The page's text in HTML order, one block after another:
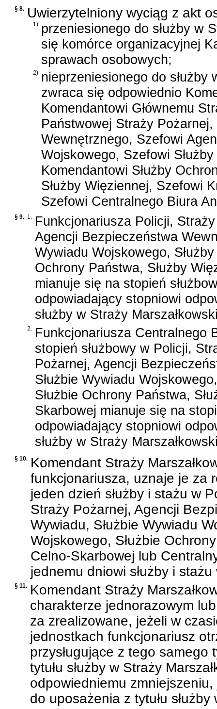
§ 8. Uwierzytelniony wyciąg z akt
1) przeniesionego do służby w
się komórce organizacyjnej
sprawach osobowych;
2) nieprzeniesionego do służby
zwraca się odpowiednio
Komendantowi Głównemu
Państwowej Straży
Wewnętrznego, Szefowi
Wojskowego, Szefowi
Komendantowi Służby
Służby Więziennej, Szefowi
Szefowi Centralnego Biura
§ 9. 1. Funkcjonariusza Policji,
Agencji Bezpieczeństwa
Wywiadu Wojskowego,
Ochrony Państwa, Służby
mianuje się na stopień
odpowiadający stopniowi
służby w Straży
2. Funkcjonariusza Centralnego
stopień służbowy w Policji,
Pożarnej, Agencji
Służbie Wywiadu
Służbie Ochrony Państwa,
Skarbowej mianuje się na
odpowiadający stopniowi
służby w Straży
§ 10. Komendant Straży
funkcjonariusza, uznaje je za
jeden dzień służby i stażu w
Straży Pożarnej, Agencji
Wywiadu, Służbie Wywiadu
Wojskowego, Służbie
Celno-Skarbowej lub
jednemu dniowi służby i
§ 11. Komendant Straży
charakterze jednorazowym
za zrealizowane, jeżeli w
jednostkach funkcjonariusz
przysługujące z tego samego
tytułu służby w Straży
odpowiedniemu
do uposażenia z tytułu